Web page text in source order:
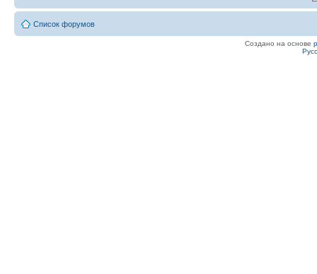
Список форумов
Создано на основе